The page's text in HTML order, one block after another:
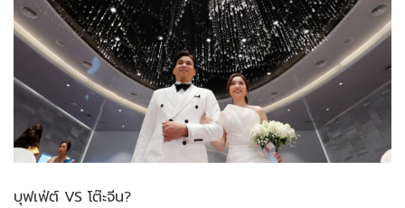
บุฟเฟ่ต์ VS โต๊ะจีน?